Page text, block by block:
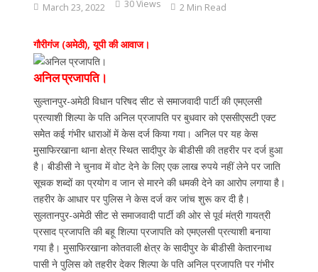
March 23, 2022 30 Views 2 Min Read
गौरीगंज (अमेठी), यूपी की आवाज।
अनिल प्रजापति।
सुल्तानपुर-अमेठी विधान परिषद सीट से समाजवादी पार्टी की एमएलसी
प्रत्याशी शिल्पा के पति अनिल प्रजापति पर बुधवार को एससीएसटी एक्ट
समेेत कई गंभीर धाराओं में केस दर्ज किया गया। अनिल पर यह केस
मुसाफिरखाना थाना क्षेत्र स्थित सादीपुर के बीडीसी की तहरीर पर दर्ज हुआ
है। बीडीसी ने चुनाव में वोट देने के लिए एक लाख रुपये नहीं लेने पर जाति
सूचक शब्दों का प्रयोग व जान से मारने की धमकी देने का आरोप लगाया है।
तहरीर के आधार पर पुलिस ने केस दर्ज कर जांच शुरू कर दी है।
सुलतानपुर-अमेठी सीट से समाजवादी पार्टी की ओर से पूर्व मंत्री गायत्री
प्रसाद प्रजापति की बहू शिल्पा प्रजापति को एमएलसी प्रत्याशी बनाया
गया है। मुसाफिरखाना कोतवाली क्षेत्र के सादीपुर के बीडीसी केतारनाथ
पासी ने पुलिस को तहरीर देकर शिल्पा के पति अनिल प्रजापति पर गंभीर